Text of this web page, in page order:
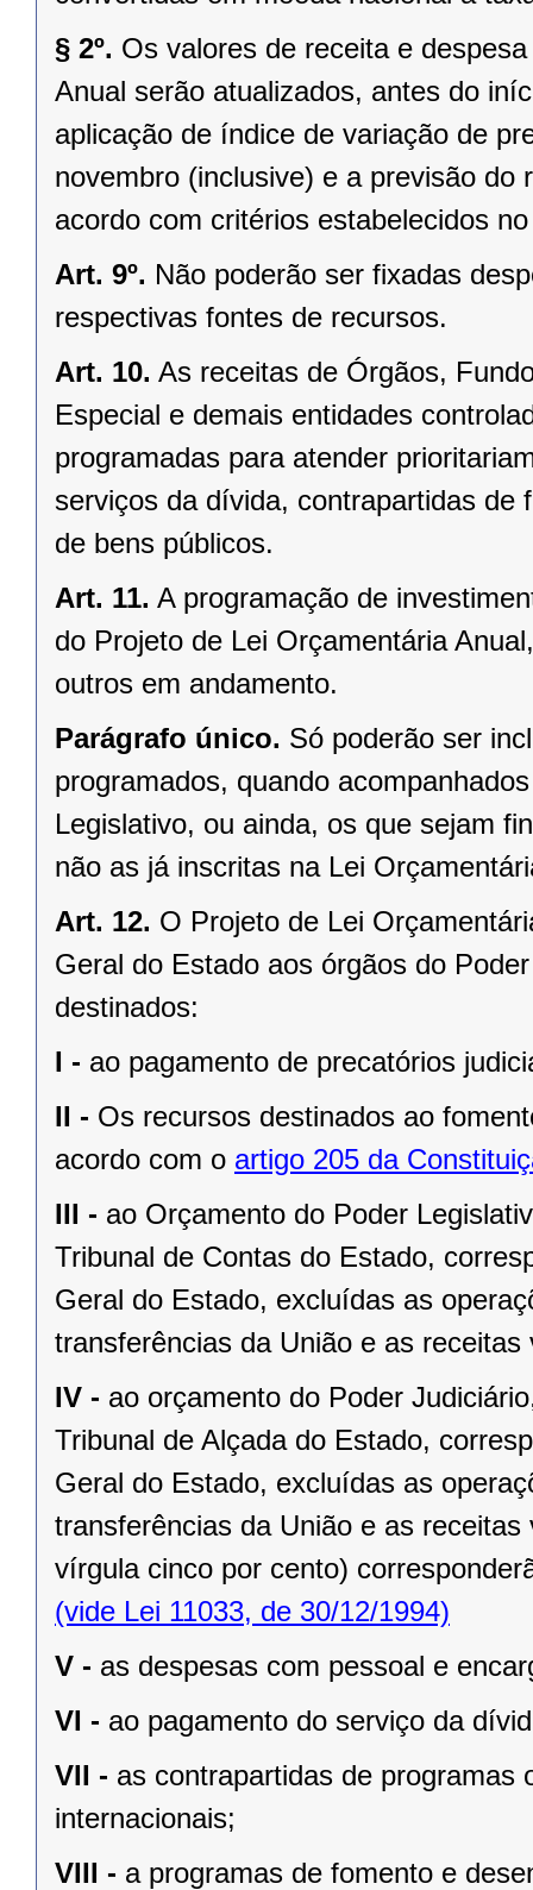
§ 2º. Os valores de receita e
Anual serão atualizados, antes do
aplicação de índice de variação de
novembro (inclusive) e a previsão
acordo com critérios estabelecidos
Art. 9º. Não poderão ser fixadas
respectivas fontes de recursos.
Art. 10. As receitas de Órgãos,
Especial e demais entidades
programadas para atender
serviços da dívida, contrapartidas de
de bens públicos.
Art. 11. A programação de
do Projeto de Lei Orçamentária
outros em andamento.
Parágrafo único. Só poderão ser
programados, quando
Legislativo, ou ainda, os que sejam
não as já inscritas na Lei
Art. 12. O Projeto de Lei
Geral do Estado aos órgãos do
destinados:
I - ao pagamento de precatórios
II - Os recursos destinados ao
acordo com o artigo 205 da
III - ao Orçamento do Poder
Tribunal de Contas do Estado,
Geral do Estado, excluídas as
transferências da União e as receitas
IV - ao orçamento do Poder
Tribunal de Alçada do Estado,
Geral do Estado, excluídas as
transferências da União e as
vírgula cinco por cento)
(vide Lei 11033, de 30/12/1994)
V - as despesas com pessoal e
VI - ao pagamento do serviço da
VII - as contrapartidas de programas
internacionais;
VIII - a programas de fomento e